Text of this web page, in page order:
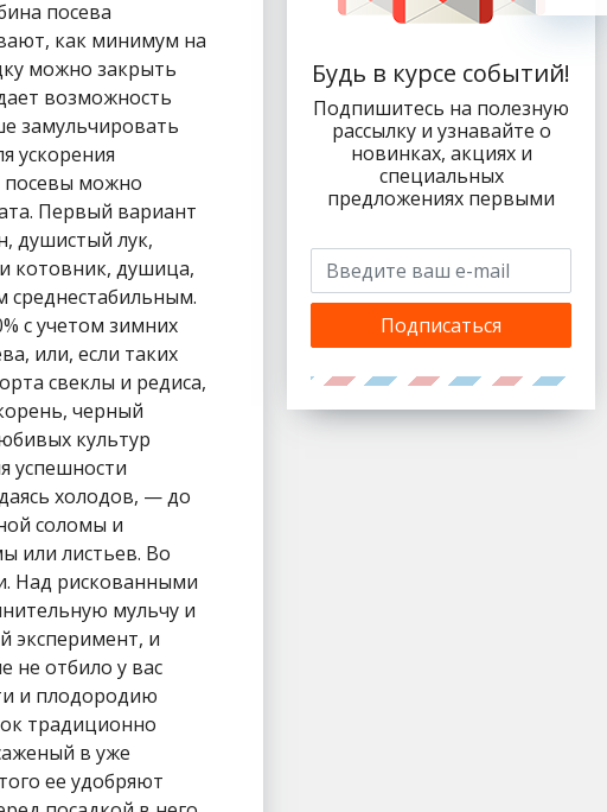
Будь в курсе событий!
Подпишитесь на полезную
рассылку и узнавайте о
новинках, акциях и
специальных
предложениях первыми
Подписаться